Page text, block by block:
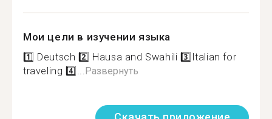
Мои цели в изучении языка
1️⃣ Deutsch 2️⃣ Hausa and Swahili 3️⃣Italian for
traveling 4️⃣...Развернуть